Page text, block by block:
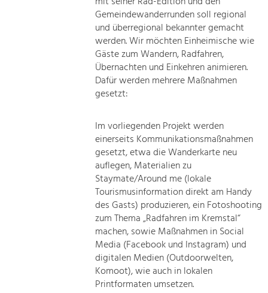
Gemeindewanderrunden soll regional
und überregional bekannter gemacht
werden. Wir möchten Einheimische wie
Gäste zum Wandern, Radfahren,
Übernachten und Einkehren animieren.
Dafür werden mehrere Maßnahmen
gesetzt:
Im vorliegenden Projekt werden
einerseits Kommunikationsmaßnahmen
gesetzt, etwa die Wanderkarte neu
auflegen, Materialien zu
Staymate/Around me (lokale
Tourismusinformation direkt am Handy
des Gasts) produzieren, ein Fotoshooting
zum Thema „Radfahren im Kremstal“
machen, sowie Maßnahmen in Social
Media (Facebook und Instagram) und
digitalen Medien (Outdoorwelten,
Komoot), wie auch in lokalen
Printformaten umsetzen.